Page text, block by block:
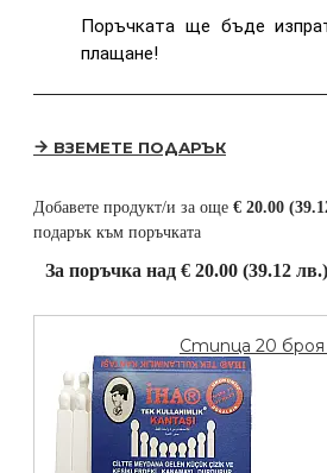
Поръчката ще бъде
плащане!
ВЗЕМЕТЕ ПОДАРЪК
Добавете продукт/и за още € 20.00
подарък към поръчката
За поръчка над € 20.00 (39.12 лв.)
Стипца 20